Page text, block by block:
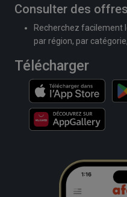
Consulter des
Recherchez facilement
par région, par
Télécharger